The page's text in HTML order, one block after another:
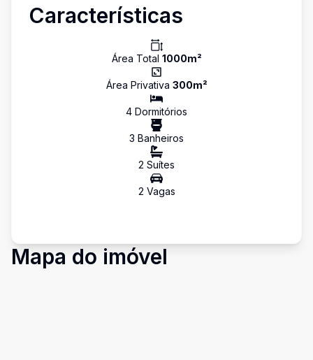
Características
Área Total 1000m²
Área Privativa 300m²
4 Dormitórios
3 Banheiros
2 Suítes
2 Vagas
Mapa do imóvel